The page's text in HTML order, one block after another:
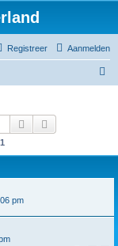
Aanmelden
Registreer
Zoek
1
pm